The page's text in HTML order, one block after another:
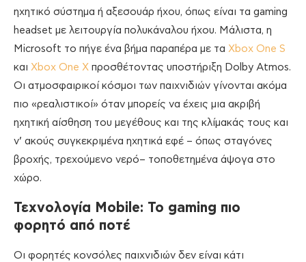
ηχητικό σύστημα ή αξεσουάρ ήχου, όπως είναι τα gaming
headset με λειτουργία πολυκάναλου ήχου. Μάλιστα, η
Microsoft το πήγε ένα βήμα παραπέρα με τα Xbox One S
και Xbox One X προσθέτοντας υποστήριξη Dolby Atmos.
Οι ατμοσφαιρικοί κόσμοι των παιχνιδιών γίνονται ακόμα
πιο «ρεαλιστικοί» όταν μπορείς να έχεις μια ακριβή
ηχητική αίσθηση του μεγέθους και της κλίμακάς τους και
ν’ ακούς συγκεκριμένα ηχητικά εφέ – όπως σταγόνες
βροχής, τρεχούμενο νερό– τοποθετημένα άψογα στο
χώρο.
Τεχνολογία Mobile: Το gaming πιο
φορητό από ποτέ
Οι φορητές κονσόλες παιχνιδιών δεν είναι κάτι